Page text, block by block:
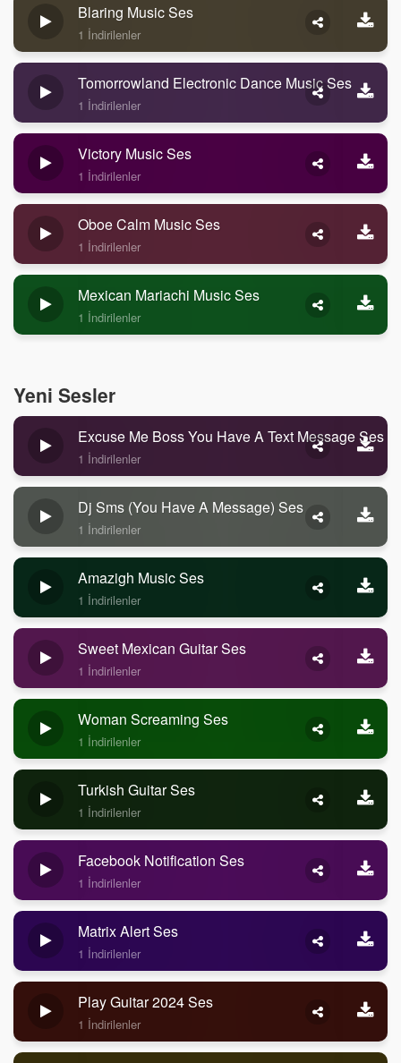
Blaring Music Ses
1 İndirilenler
Tomorrowland Electronic Dance Music Ses
1 İndirilenler
Victory Music Ses
1 İndirilenler
Oboe Calm Music Ses
1 İndirilenler
Mexican Mariachi Music Ses
1 İndirilenler
Yeni Sesler
Excuse Me Boss You Have A Text Message Ses
1 İndirilenler
Dj Sms (you Have A Message) Ses
1 İndirilenler
Amazigh Music Ses
1 İndirilenler
Sweet Mexican Guitar Ses
1 İndirilenler
Woman Screaming Ses
1 İndirilenler
Turkish Guitar Ses
1 İndirilenler
Facebook Notification Ses
1 İndirilenler
Matrix Alert Ses
1 İndirilenler
Play Guitar 2024 Ses
1 İndirilenler